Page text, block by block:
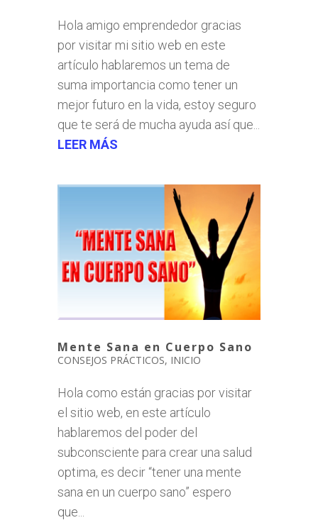
Hola amigo emprendedor gracias
por visitar mi sitio web en este
artículo hablaremos un tema de
suma importancia como tener un
mejor futuro en la vida, estoy seguro
que te será de mucha ayuda así que...
LEER MÁS
Mente Sana en Cuerpo Sano
CONSEJOS PRÁCTICOS, INICIO
Hola como están gracias por visitar
el sitio web, en este artículo
hablaremos del poder del
subconsciente para crear una salud
optima, es decir “tener una mente
sana en un cuerpo sano” espero
que...